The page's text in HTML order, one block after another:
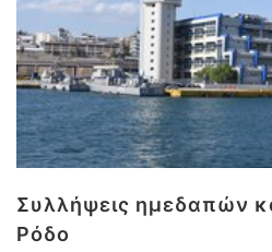
Συλλήψεις ημεδαπών
Ρόδο